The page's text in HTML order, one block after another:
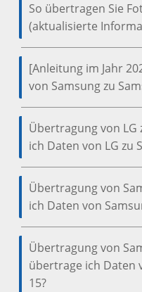
So übertragen Sie
(aktualisierte
[Anleitung im Jahr
von Samsung zu
Übertragung von LG
ich Daten von LG zu
Übertragung von
ich Daten von
Übertragung von
übertrage ich Daten
15?